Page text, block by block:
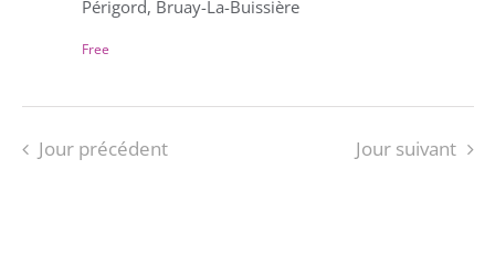
Périgord, Bruay-La-Buissière
Free
Jour précédent Jour suivant